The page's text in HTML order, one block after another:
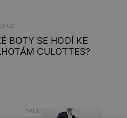
BOTY SE HODÍ KE
CULOTTES?
DALŠÍ